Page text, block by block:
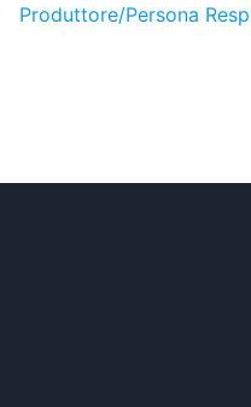
Produttore/Persona